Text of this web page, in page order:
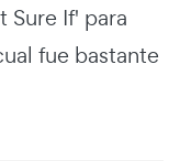
If' para
fue bastante